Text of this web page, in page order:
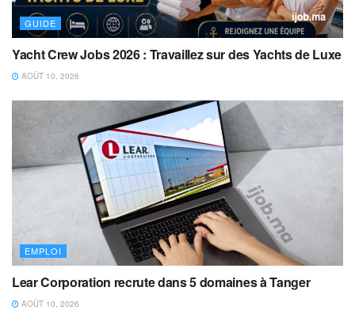
GUIDE
Yacht Crew Jobs 2026 : Travaillez sur des Yachts de Luxe
AOÛT 10, 2026
EMPLOI
Lear Corporation recrute dans 5 domaines à Tanger
AOÛT 10, 2026